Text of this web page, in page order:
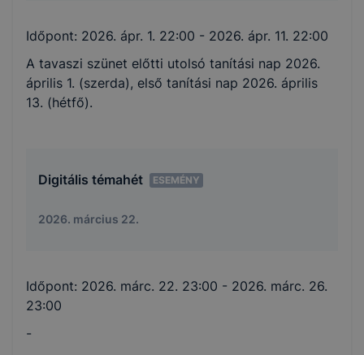
Időpont: 2026. ápr. 1. 22:00 - 2026. ápr. 11. 22:00
A tavaszi szünet előtti utolsó tanítási nap 2026.
április 1. (szerda), első tanítási nap 2026. április
13. (hétfő).
Digitális témahét ESEMÉNY
2026. március 22.
Időpont: 2026. márc. 22. 23:00 - 2026. márc. 26.
23:00
-